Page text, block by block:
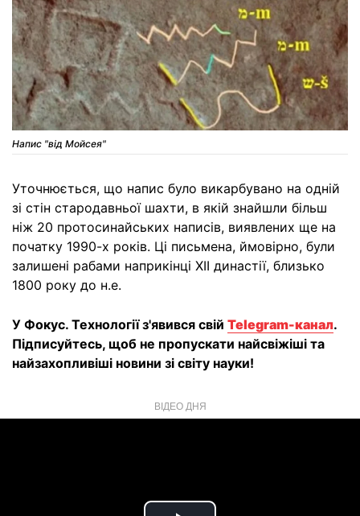
Напис "від Мойсея"
Уточнюється, що напис було викарбувано на одній
зі стін стародавньої шахти, в якій знайшли більш
ніж 20 протосинайських написів, виявлених ще на
початку 1990-х років. Ці письмена, ймовірно, були
залишені рабами наприкінці XII династії, близько
1800 року до н.е.
У Фокус. Технології з'явився свій Telegram-канал.
Підписуйтесь, щоб не пропускати найсвіжіші та
найзахопливіші новини зі світу науки!
ВІДЕО ДНЯ